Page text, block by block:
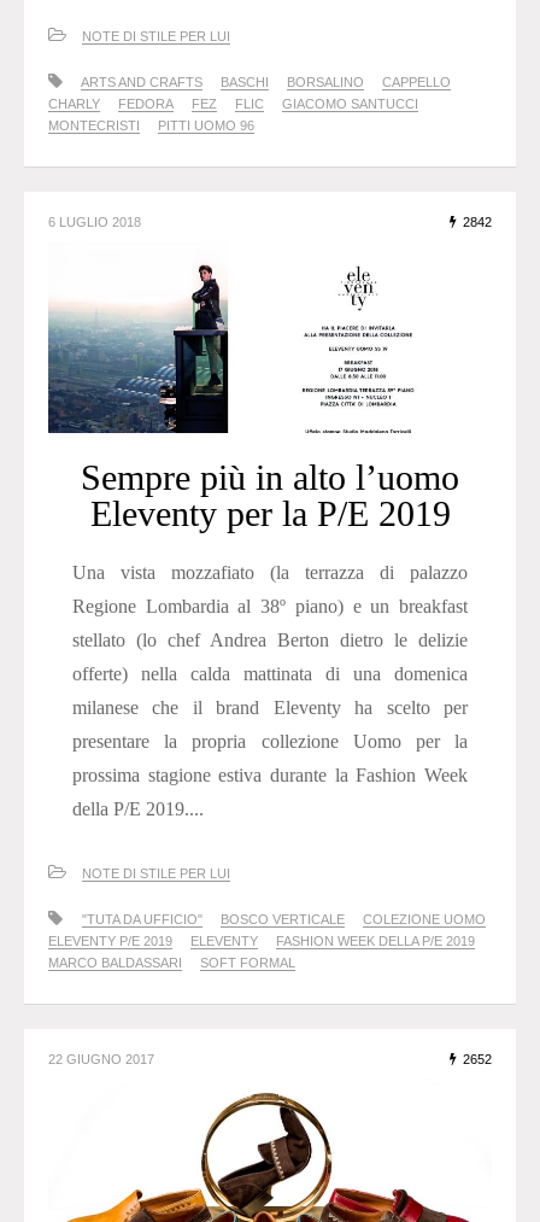
NOTE DI STILE PER LUI
ARTS AND CRAFTS BASCHI BORSALINO
CAPPELLO
CHARLY
FEDORA FEZ FLIC
GIACOMO SANTUCCI
MONTECRISTI
PITTI UOMO 96
6 LUGLIO 2018 2842
Sempre più in alto l’uomo
Eleventy per la P/E 2019
Una vista mozzafiato (la terrazza di palazzo
Regione Lombardia al 38º piano) e un breakfast
stellato (lo chef Andrea Berton dietro le delizie
offerte) nella calda mattinata di una domenica
milanese che il brand Eleventy ha scelto per
presentare la propria collezione Uomo per la
prossima stagione estiva durante la Fashion Week
della P/E 2019....
NOTE DI STILE PER LUI
"TUTA DA UFFICIO" BOSCO VERTICALE
COLEZIONE UOMO
ELEVENTY P/E 2019
ELEVENTY
FASHION WEEK DELLA P/E 2019
MARCO BALDASSARI
SOFT FORMAL
22 GIUGNO 2017 2652